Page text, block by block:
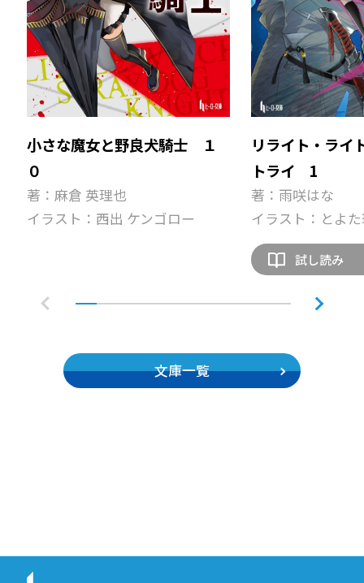
小さな魔女と野良犬騎士 １
０
著：麻倉 英理也
イラスト：西出 ケンゴロー
リライト・ライ
トライ 1
著：雨咲はな
イラスト：とよ
試し読み
文庫一覧